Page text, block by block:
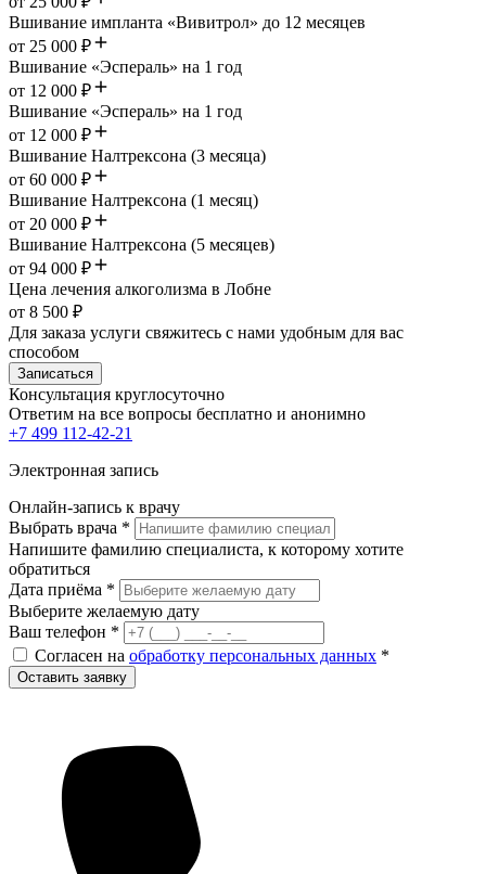
Вшивание импланта «Вивитрол» до 12 месяцев
от 25 000 ₽
Вшивание «Эспераль» на 1 год
от 12 000 ₽
Вшивание «Эспераль» на 1 год
от 12 000 ₽
Вшивание Налтрексона (3 месяца)
от 60 000 ₽
Вшивание Налтрексона (1 месяц)
от 20 000 ₽
Вшивание Налтрексона (5 месяцев)
от 94 000 ₽
Цена лечения алкоголизма в Лобне
от 8 500 ₽
Для заказа услуги свяжитесь с нами удобным для вас
способом
Записаться
Консультация круглосуточно
Ответим на все вопросы бесплатно и анонимно
+7 499 112-42-21
Электронная запись
Онлайн-запись к врачу
Выбрать врача *
Напишите фамилию специалиста, к которому хотите
обратиться
Дата приёма *
Выберите желаемую дату
Ваш телефон *
Согласен на обработку персональных данных *
Оставить заявку